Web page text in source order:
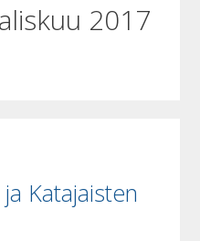
2017
Katajaisten